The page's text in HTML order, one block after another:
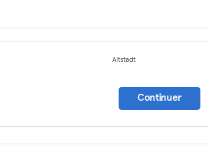
Altstadt
Continuer